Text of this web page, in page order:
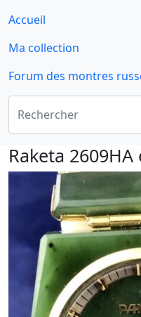
Accueil
Ma collection
Forum des montres
Raketa